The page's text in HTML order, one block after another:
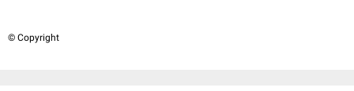
© Copyright